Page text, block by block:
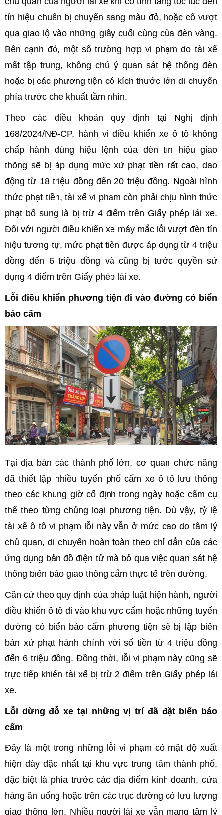
tín hiệu chuẩn bị chuyển sang màu đỏ, hoặc cố vượt
qua giao lộ vào những giây cuối cùng của đèn vàng.
Bên cạnh đó, một số trường hợp vi phạm do tài xế
mất tập trung, không chú ý quan sát hệ thống đèn
hoặc bị các phương tiện có kích thước lớn di chuyển
phía trước che khuất tầm nhìn.
Theo các điều khoản quy định tại Nghị định
168/2024/NĐ-CP, hành vi điều khiển xe ô tô không
chấp hành đúng hiệu lệnh của đèn tín hiệu giao
thông sẽ bị áp dụng mức xử phạt tiền rất cao, dao
động từ 18 triệu đồng đến 20 triệu đồng. Ngoài hình
thức phạt tiền, tài xế vi phạm còn phải chịu hình thức
phạt bổ sung là bị trừ 4 điểm trên Giấy phép lái xe.
Đối với người điều khiển xe máy mắc lỗi vượt đèn tín
hiệu tương tự, mức phạt tiền được áp dụng từ 4 triệu
đồng đến 6 triệu đồng và cũng bị tước quyền sử
dụng 4 điểm trên Giấy phép lái xe.
Lỗi điều khiển phương tiện đi vào đường có biển
báo cấm
Tại địa bàn các thành phố lớn, cơ quan chức năng
đã thiết lập nhiều tuyến phố cấm xe ô tô lưu thông
theo các khung giờ cố định trong ngày hoặc cấm cụ
thể theo từng chủng loại phương tiện. Dù vậy, tỷ lệ
tài xế ô tô vi phạm lỗi này vẫn ở mức cao do tâm lý
chủ quan, di chuyển hoàn toàn theo chỉ dẫn của các
ứng dụng bản đồ điện tử mà bỏ qua việc quan sát hệ
thống biển báo giao thông cắm thực tế trên đường.
Căn cứ theo quy định của pháp luật hiện hành, người
điều khiển ô tô đi vào khu vực cấm hoặc những tuyến
đường có biển báo cấm phương tiện sẽ bị lập biên
bản xử phạt hành chính với số tiền từ 4 triệu đồng
đến 6 triệu đồng. Đồng thời, lỗi vi phạm này cũng sẽ
trực tiếp khiến tài xế bị trừ 2 điểm trên Giấy phép lái
xe.
Lỗi dừng đỗ xe tại những vị trí đã đặt biển báo
cấm
Đây là một trong những lỗi vi phạm có mật độ xuất
hiện dày đặc nhất tại khu vực trung tâm thành phố,
đặc biệt là phía trước các địa điểm kinh doanh, cửa
hàng ăn uống hoặc trên các trục đường có lưu lượng
giao thông lớn. Nhiều người lái xe vẫn mang tâm lý